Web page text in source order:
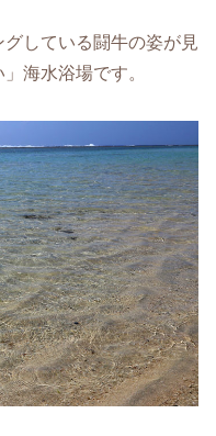
している闘牛の姿が見
海水浴場です。